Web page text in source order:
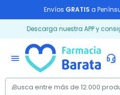
Envíos GRATIS a
Descarga nuestra APP y
menu